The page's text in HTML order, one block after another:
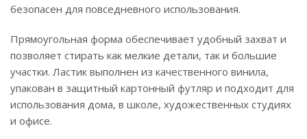
безопасен для повседневного использования.
Прямоугольная форма обеспечивает удобный захват и
позволяет стирать как мелкие детали, так и большие
участки. Ластик выполнен из качественного винила,
упакован в защитный картонный футляр и подходит для
использования дома, в школе, художественных студиях
и офисе.